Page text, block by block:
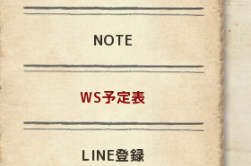
NOTE
WS予定表
LINE登録